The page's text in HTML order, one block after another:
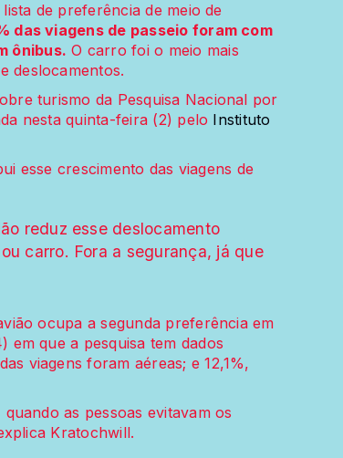
de preferência de meio de
das viagens de passeio foram com
ônibus. O carro foi o meio mais
deslocamentos.
turismo da Pesquisa Nacional por
nesta quinta-feira (2) pelo Instituto
esse crescimento das viagens de
reduz esse deslocamento
carro. Fora a segurança, já que
ocupa a segunda preferência em
em que a pesquisa tem dados
viagens foram aéreas; e 12,1%,
as pessoas evitavam os
Kratochwill.